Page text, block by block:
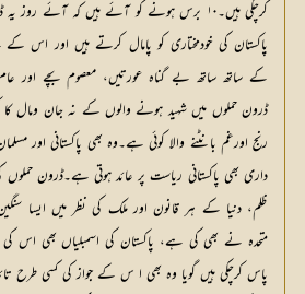
کرچکی ہیں۔۱۰ برس ہونے کو آئے ہیں کہ آئے
پاکستان کی خودمختاری کو پامال کرتے ہیں اور اس
کے ساتھ ساتھ بے گناہ عورتیں، معصوم بچے اور
ڈرون حملوں میں شہید ہونے والوں کے نہ جان ومال کا
رنج اورغم بانٹنے والا کوئی ہے۔وہ بھی پاکستانی اور
داری بھی پاکستانی ریاست پر عائد ہوتی ہے۔ڈرون
ظلم، دنیا کے ہر قانون اور ملک کی نظر میں ایسا
متحدہ نے بھی کی ہے، پاکستان کی اسمبلیاں بھی اس کی
پاس کرچکی ہیں گویا وہ بھی ا س کے جواز کی کسی طرح